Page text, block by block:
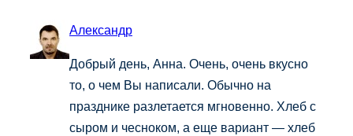
Александр
Добрый день, Анна. Очень, очень вкусно
то, о чем Вы написали. Обычно на
празднике разлетается мгновенно. Хлеб с
сыром и чесноком, а еще вариант — хлеб